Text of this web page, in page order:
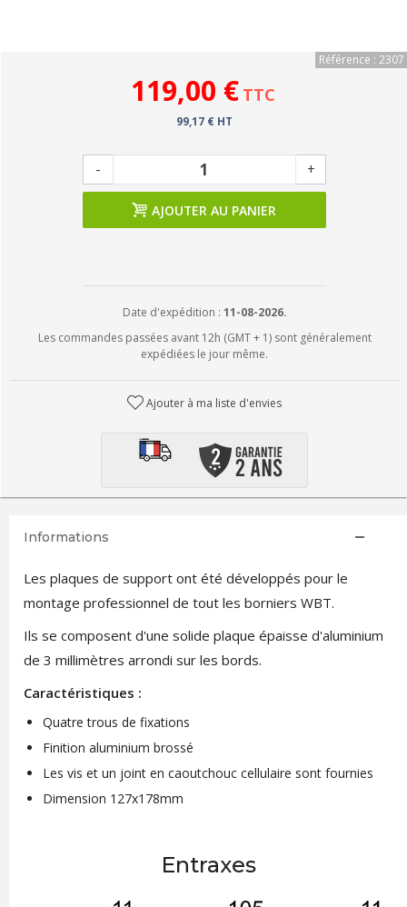
Référence : 2307
119,00 € TTC
99,17 € HT
- +
AJOUTER AU PANIER
Date d'expédition : 11-08-2026.
Les commandes passées avant 12h (GMT + 1) sont généralement
expédiées le jour même.
Ajouter à ma liste d'envies
Informations
Les plaques de support ont été développés pour le
montage professionnel de tout les borniers WBT.
Ils se composent d'une solide plaque épaisse d'aluminium
de 3 millimètres arrondi sur les bords.
Caractéristiques :
Quatre trous de fixations
Finition aluminium brossé
Les vis et un joint en caoutchouc cellulaire sont fournies
Dimension 127x178mm
Entraxes